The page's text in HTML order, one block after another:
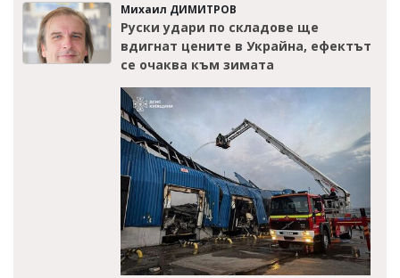
Михаил ДИМИТРОВ
Руски удари по складове ще
вдигнат цените в Украйна, ефектът
се очаква към зимата